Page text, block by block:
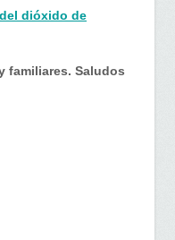
dióxido de
familiares. Saludos